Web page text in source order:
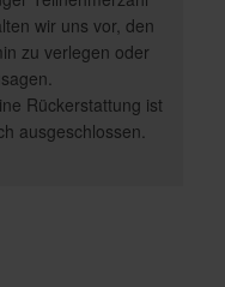
wir uns vor, den
zu verlegen oder
Rückerstattung ist
ausgeschlossen.